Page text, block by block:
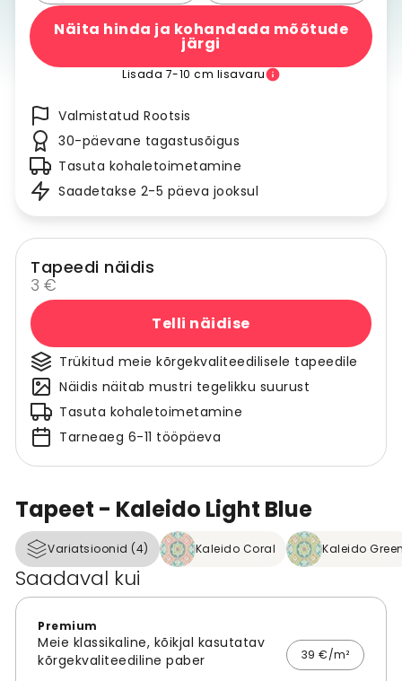
Tapeet - Kaleido Light Blue
Variatsioonid (4) Kaleido Coral Kaleido
Saadaval kui
Premium
Meie klassikaline, kõikjal kasutatav
kõrgekvaliteediline paber
39 €/m²
Näita hinda ja kohandada mõõtude
järgi
Lisada 7-10 cm lisavaru
Valmistatud Rootsis
30-päevane tagastusõigus
Tasuta kohaletoimetamine
Saadetakse 2-5 päeva jooksul
Tapeedi näidis
3 €
Telli näidise
Trükitud meie kõrgekvaliteedilisele tapeedile
Näidis näitab mustri tegelikku suurust
Tasuta kohaletoimetamine
Tarneaeg 6-11 tööpäeva